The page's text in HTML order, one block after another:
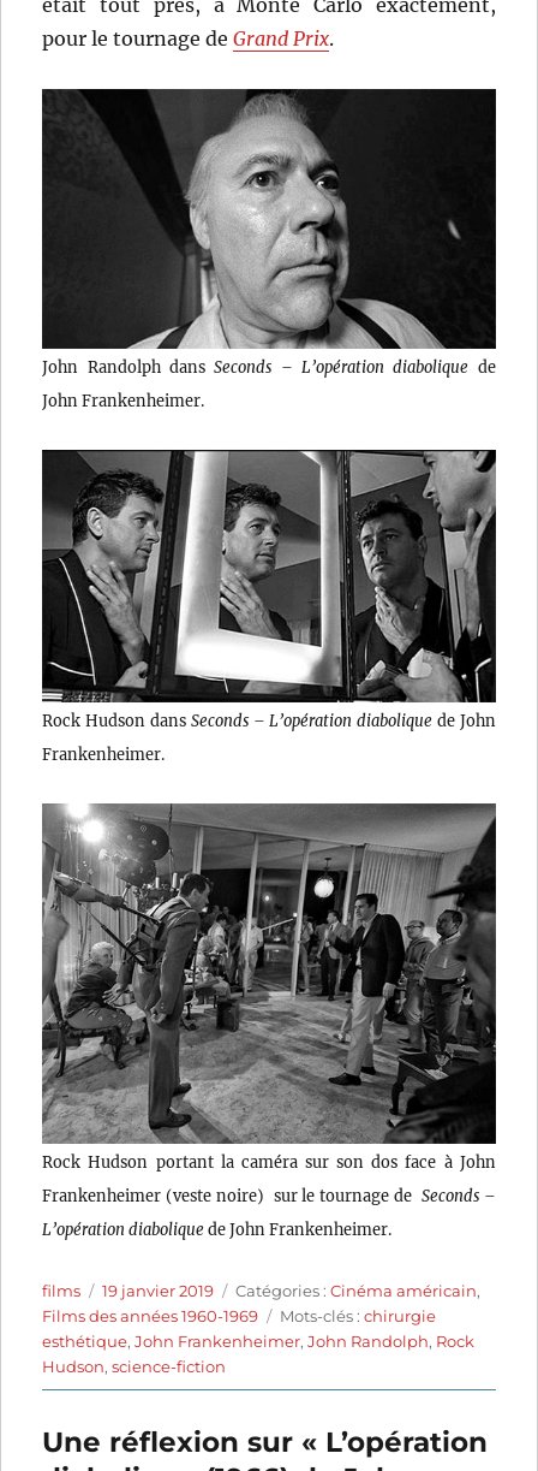
était tout près, à Monte Carlo exactement,
pour le tournage deGrand Prix.
John Randolph dansSeconds – L’opération diabolique de
John Frankenheimer.
Rock Hudson dans Seconds – L’opération diabolique de John
Frankenheimer.
Rock Hudson portant la caméra sur son dos face à John
Frankenheimer (veste noire) sur le tournage de Seconds –
L’opération diaboliquede John Frankenheimer.
Auteur
films
Publié
le
19 janvier 2019 Catégories
Catégories :Cinéma américain,
Films des années 1960-1969
Étiquettes
Mots-clés :chirurgie
esthétique,John Frankenheimer,John Randolph, Rock
Hudson,science-fiction
Une réflexion sur « L’opération